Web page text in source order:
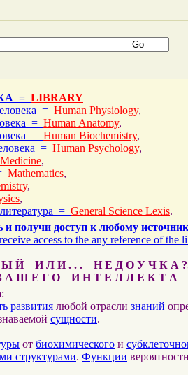
= LIBRARY
= Human Physiology,
= Human Anatomy,
= Human Biochemistry,
= Human Psychology,
Medicine,
Mathematics,
,
,
= General Science Lexis.
и получи доступ к любому
access to the any reference of the
Й И Л И . . . Н Е Д О У Ч К А
Ш Е Г О И Н Т Е Л Л Е К Т А
:
развития любой отрасли знаний
сущности.
от биохимического и
структурами. Функции